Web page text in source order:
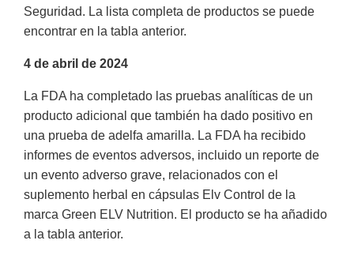
Seguridad. La lista completa de productos se puede
encontrar en la tabla anterior.
4 de abril de 2024
La FDA ha completado las pruebas analíticas de un
producto adicional que también ha dado positivo en
una prueba de adelfa amarilla. La FDA ha recibido
informes de eventos adversos, incluido un reporte de
un evento adverso grave, relacionados con el
suplemento herbal en cápsulas Elv Control de la
marca Green ELV Nutrition. El producto se ha añadido
a la tabla anterior.